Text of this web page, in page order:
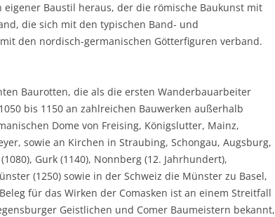
Baustil heraus, der die römische Baukunst mit
die sich mit den typischen Band- und
den nordisch-germanischen Götterfiguren verband.
Baurotten, die als die ersten Wanderbauarbeiter
bis 1150 an zahlreichen Bauwerken außerhalb
Dome von Freising, Königslutter, Mainz,
sowie an Kirchen in Straubing, Schongau, Augsburg,
Gurk (1140), Nonnberg (12. Jahrhundert),
(1250) sowie in der Schweiz die Münster zu Basel,
für das Wirken der Comasken ist an einem Streitfall
Geistlichen und Comer Baumeistern bekannt,